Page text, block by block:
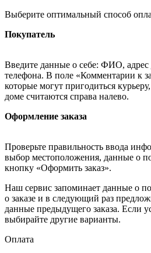
Выберите оптимальный способ
Покупатель
Введите данные о себе: ФИО, адрес
телефона. В поле «Комментарии к
которые могут пригодиться
доме считаются справа налево.
Оформление заказа
Проверьте правильность ввода
выбор местоположения, данные о
кнопку «Оформить заказ».
Наш сервис запоминает данные о
о заказе и в следующий раз
данные предыдущего заказа. Если
выбирайте другие варианты.
Оплата